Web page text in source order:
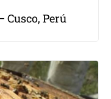
Cusco, Perú